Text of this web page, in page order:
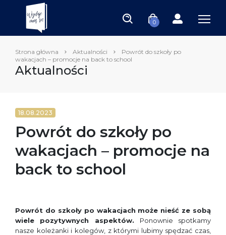
0
Strona główna Aktualności
Powrót do szkoły po
wakacjach – promocje na back to school
Aktualności
18.08.2023
Powrót do szkoły po
wakacjach – promocje na
back to school
Powrót do szkoły po wakacjach może nieść ze sobą
wiele pozytywnych aspektów. Ponownie spotkamy
nasze koleżanki i kolegów, z którymi lubimy spędzać czas,